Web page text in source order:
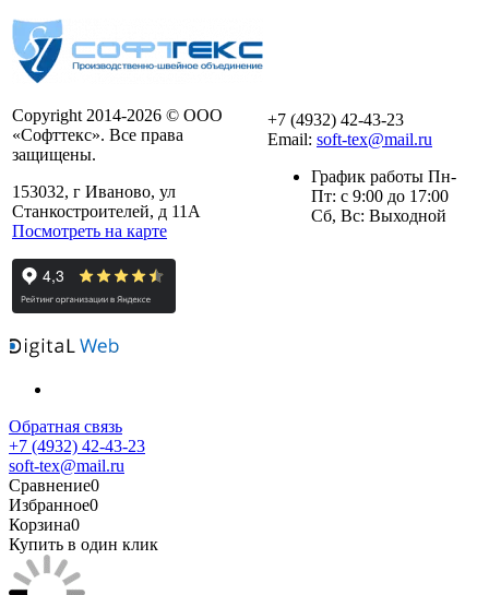
Copyright 2014-2026 © ООО
«Софттекс». Все права
защищены.
153032, г Иваново, ул
Станкостроителей, д 11А
Посмотреть на карте
+7 (4932) 42-43-23
Email: soft-tex@mail.ru
График работы Пн-
Пт: с 9:00 до 17:00
Сб, Вс: Выходной
Обратная связь
+7 (4932) 42-43-23
soft-tex@mail.ru
Сравнение0
Избранное0
Корзина0
Купить в один клик